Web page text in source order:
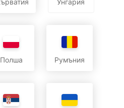
Унгария
Полша Румъния